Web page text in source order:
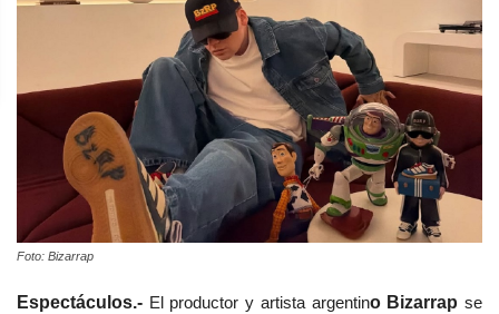
Foto: Bizarrap
Espectáculos.- El productor y artista argentino Bizarrapse